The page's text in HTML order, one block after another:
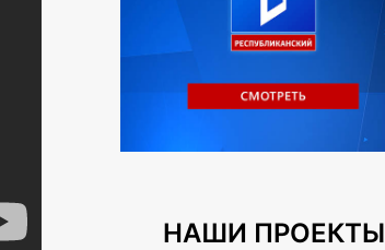
НАШИ ПРОЕКТЫ